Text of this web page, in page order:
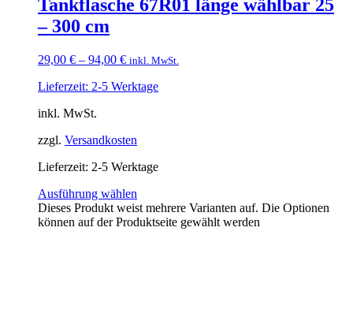
Tankflasche 67R01 länge wählbar 25
– 300 cm
29,00 € – 94,00 € inkl. MwSt.
Lieferzeit: 2-5 Werktage
inkl. MwSt.
zzgl. Versandkosten
Lieferzeit: 2-5 Werktage
Ausführung wählen
Dieses Produkt weist mehrere Varianten auf. Die Optionen
können auf der Produktseite gewählt werden